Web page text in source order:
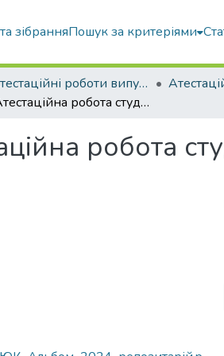
зібранняПошук за критеріями
Атестаційні роботи випускників
Атестаційна робота студентки Кирилюк Вікторії Олегівни
робота